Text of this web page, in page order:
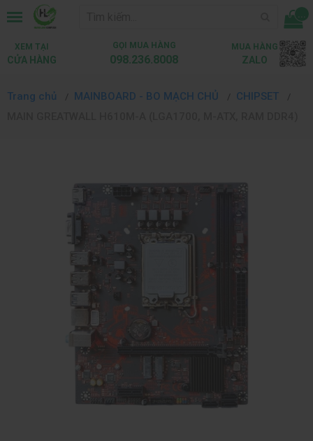
...
XEM TẠI
CỬA HÀNG
GỌI MUA HÀNG
098.236.8008
MUA HÀNG
ZALO
Trang chủ MAINBOARD - BO MẠCH CHỦ
CHIPSET